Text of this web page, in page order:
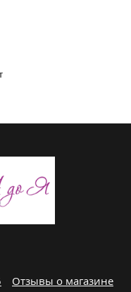
Отзывы о магазине